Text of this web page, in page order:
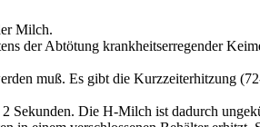
Milch.
der Abtötung krankheitserregender
muß. Es gibt die Kurzzeiterhitzung
Sekunden. Die H-Milch ist dadurch